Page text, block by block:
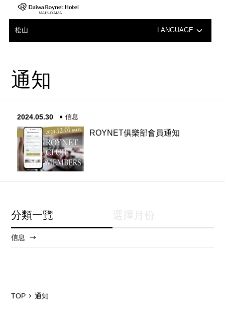
松山 LANGUAGE
中文（簡体字）
한국어
通知
2024.05.30 信息
ROYNET俱樂部會員通知
分類一覽
信息
選擇月份
TOP 通知